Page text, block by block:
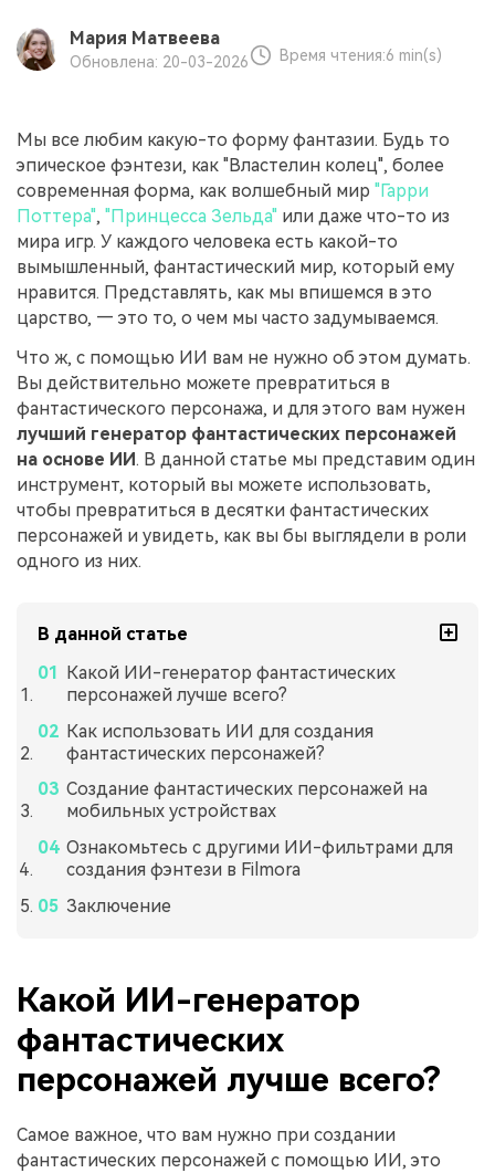
Темы видео
Маркетинговый
Центр авторов
Вдохновляйтесь нашими
создателями контента
Специальные
эффекты"сделай
сам"
Создавайте видеоэффекты
самостоятельно, как
настоящий профессионал
Сообщество
Блог
корпоративного сектора
Поддержка
Приступая к работе
Мария Матвеева
Обновлена: 20-03-2026 Время чтения:6 min(s)
Мы все любим какую-то форму фантазии. Будь то
эпическое фэнтези, как "Властелин колец", более
современная форма, как волшебный мир "Гарри
Поттера", "Принцесса Зельда" или даже что-то из
мира игр. У каждого человека есть какой-то
вымышленный, фантастический мир, который ему
нравится. Представлять, как мы впишемся в это
царство, — это то, о чем мы часто задумываемся.
Что ж, с помощью ИИ вам не нужно об этом думать.
Вы действительно можете превратиться в
фантастического персонажа, и для этого вам нужен
лучший генератор фантастических персонажей
на основе ИИ. В данной статье мы представим один
инструмент, который вы можете использовать,
чтобы превратиться в десятки фантастических
персонажей и увидеть, как вы бы выглядели в роли
одного из них.
В данной статье
Какой ИИ-генератор фантастических
персонажей лучше всего?
Как использовать ИИ для создания
фантастических персонажей?
Создание фантастических персонажей на
мобильных устройствах
Ознакомьтесь с другими ИИ-фильтрами для
создания фэнтези в Filmora
Заключение
Какой ИИ-генератор
фантастических
персонажей лучше всего?
Самое важное, что вам нужно при создании
фантастических персонажей с помощью ИИ, это